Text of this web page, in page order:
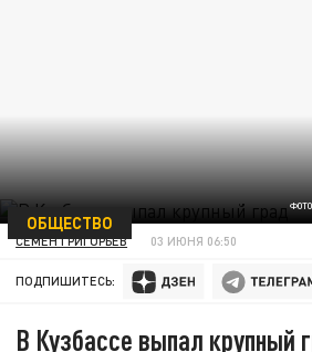
ОБЩЕСТВО
СЕМЕН ГРИГОРЬЕВ 03 ИЮНЯ 06:50
ПОДПИШИТЕСЬ:
В Кузбассе выпал крупный